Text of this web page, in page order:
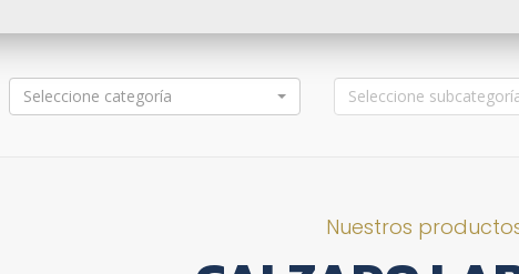
Seleccione categoría Seleccione
Nuestros